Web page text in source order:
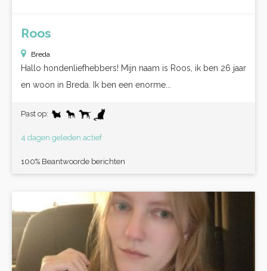
Roos
Breda
Hallo hondenliefhebbers! Mijn naam is Roos, ik ben 26 jaar
en woon in Breda. Ik ben een enorme...
Past op:
4 dagen geleden actief
100% Beantwoorde berichten